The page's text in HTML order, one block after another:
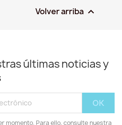
Volver arriba 
últimas noticias y
momento. Para ello, consulte nuestra